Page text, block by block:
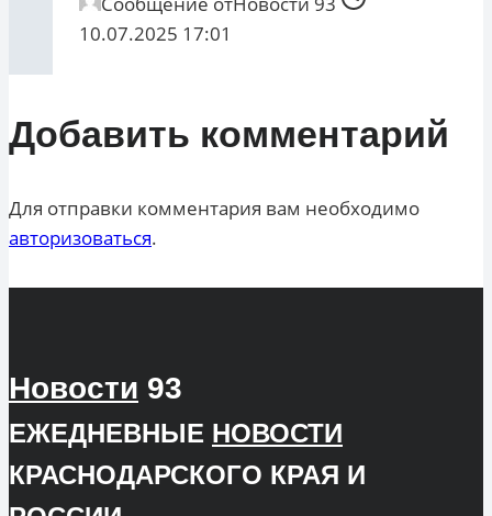
10.07.2025 17:01
Добавить комментарий
Для отправки комментария вам необходимо
авторизоваться.
Новости 93
ЕЖЕДНЕВНЫЕ НОВОСТИ
КРАСНОДАРСКОГО КРАЯ И